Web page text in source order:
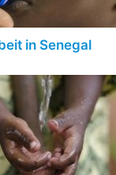
in Senegal